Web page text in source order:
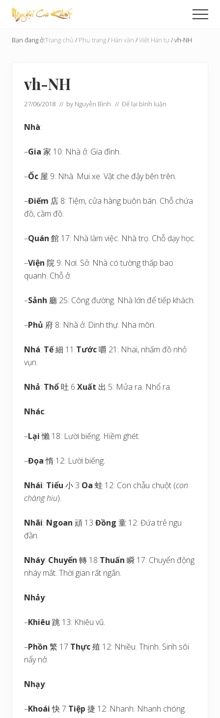
Menu
Skip
content
qua
sidebar
Tạo
Hoàn
Bạn đang ở:Trang chủ / Phụ trang/ Hán văn /Việt Hán tự/vh-NH
vh-NH
27/06/2018 // by Nguyễn Bình // Để lại bình luận
Nhà:
–Gia 家 10: Nhà ở. Gia đình.
–Ốc 屋 9: Nhà. Mui xe. Vật che đậy bên trên.
–Điếm 店 8: Tiệm, cửa hàng buôn bán. Chỗ chứa
đồ, cầm đồ.
–Quán 館 17: Nhà làm việc. Nhà trọ. Chỗ dạy học.
–Viện 院 9: Nơi. Sở. Nhà có tường thấp bao
quanh. Chỗ ở.
–Sảnh 廳 25: Công đường. Nhà lớn để tiếp khách.
–Phủ 府 8: Nhà ở. Dinh thự. Nha môn.
Nhá: Tế細 11 Tước嚼 21: Nhai, nhấm đồ nhỏ
vụn.
Nhả: Thổ吐 6 Xuất 出 5: Mửa ra. Nhổ ra.
Nhác:
–Lại懶 18: Lười biếng. Hiềm ghét.
–Đọa惰 12: Lười biếng.
Nhái: Tiểu 小 3 Oa 蛙 12: Con chẫu chuột (con
chàng hiu).
Nhãi: Ngoan 頑 13 Đồng 童 12: Đứa trẻ ngu
đần.
Nháy: Chuyển 轉 18 Thuấn 瞬 17: Chuyển động
nháy mắt. Thời gian rất ngắn.
Nhảy:
–Khiêu 跳 13: Khiêu vũ.
–Phồn 繁 17 Thực殖 12: Nhiều. Thịnh. Sinh sôi
nẩy nở.
Nhạy:
–Khoái快 7 Tiệp 捷 12: Nhanh. Nhanh chóng.